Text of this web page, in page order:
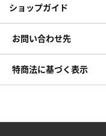
ショップガイド
お問い合わせ先
特商法に基づく表示